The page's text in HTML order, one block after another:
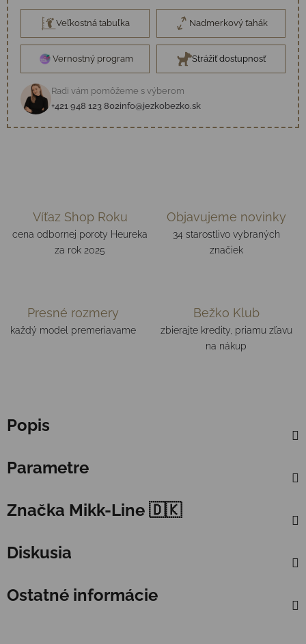
Veľkostná tabuľka Nadmerkový ťahák
Vernostný program Strážiť dostupnosť
Radi vám pomôžeme s výberom
+421 948 123 802info@jezkobezko.sk
Víťaz Shop Roku
cena odbornej poroty Heureka
za rok 2025
Objavujeme novinky
34 starostlivo vybraných
značiek
Presné rozmery
každý model premeriavame
Bežko Klub
zbierajte kredity, priamu zľavu
na nákup
Popis
Parametre
Značka Mikk-Line 🇩🇰
Diskusia
Ostatné informácie